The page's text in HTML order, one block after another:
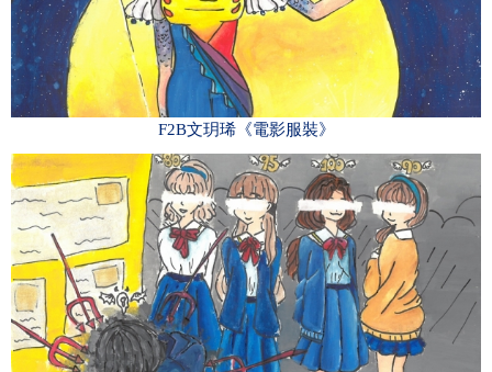
F2B文玥琋《電影服裝》